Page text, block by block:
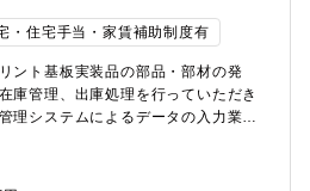
・住宅手当・家賃補助制度有
ント基板実装品の部品・部材の発
庫管理、出庫処理を行っていただき
理システムによるデータの入力業
処理)・製造現場への部品の払い出
※原則立ち仕事になります。※電子